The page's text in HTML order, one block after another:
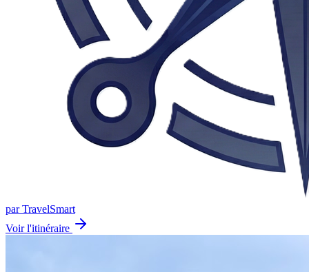
par TravelSmart
Voir l'itinéraire